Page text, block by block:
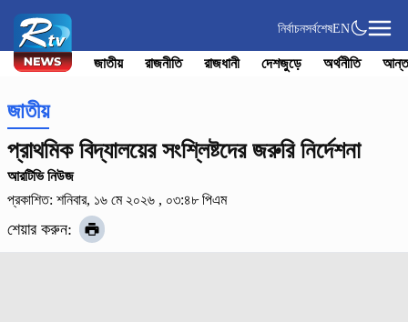
নির্বাচনসর্বশেষEN
জাতীয় রাজনীতি রাজধানী দেশজুড়ে অর্থনীতি
জাতীয়
প্রাথমিক বিদ্যালয়ের সংশ্লিষ্টদের জরুরি নির্দেশনা
আরটিভি নিউজ
প্রকাশিত: শনিবার, ১৬ মে ২০২৬ , ০৩:৪৮ পিএম
শেয়ার করুন: